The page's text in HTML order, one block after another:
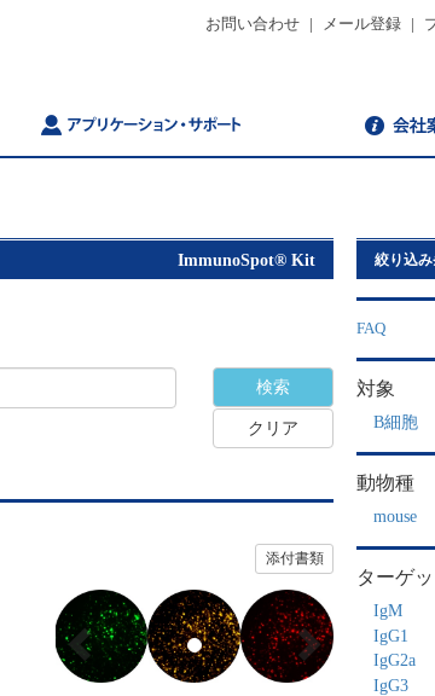
お問い合わせ | メール登録 |
ImmunoSpot® Kit
クリア
添付書類
P
r
e
v
N
e
x
t
絞り込
FAQ
対象
B細胞
動物種
mouse
ターゲッ
IgM
IgG1
IgG2a
IgG3